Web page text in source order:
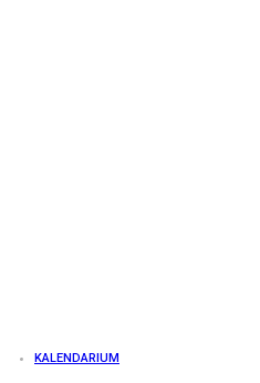
KALENDARIUM